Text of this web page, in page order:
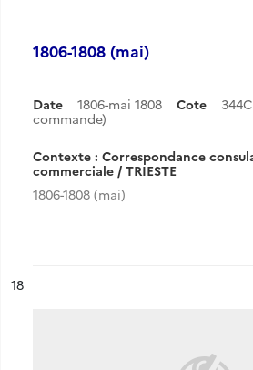
1806-1808 (mai)
Date 1806-mai 1808 Cote
commande)
Contexte : Correspondance
commerciale / TRIESTE
1806-1808 (mai)
n°
18